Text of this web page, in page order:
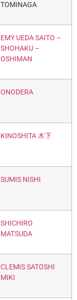
TOMINAGA
EMY UEDA SAITO –
SHOHAKU –
OSHIMAN
ONODERA
KINOSHITA 木下
SUMIS NISHI
SHICHIRO
MATSUDA
CLEMIS SATOSHI
MIKI